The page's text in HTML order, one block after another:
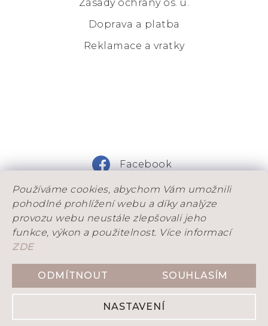
Používáme cookies, abychom Vám umožnili
pohodlné prohlížení webu a díky analýze
provozu webu neustále zlepšovali jeho
funkce, výkon a použitelnost. Více informací
ZDE
NASTAVENÍ
ODMÍTNOUT SOUHLASÍM
dovolenou. Objednávky, které stihneme odeslad
přijaté během dovolené budeme postupně
odesílat po našem návratu.
Zásady ochrany os. ú.
Doprava a platba
Reklamace a vratky
Facebook
Instagram
Vytvořil Shoptet
DENITY. Všechna práva vyhrazena.